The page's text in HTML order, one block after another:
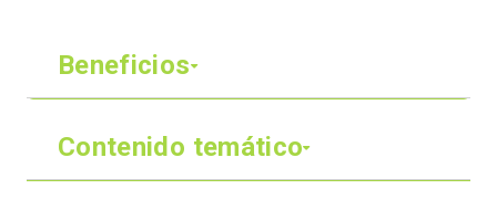
Beneficios
Contenido temático